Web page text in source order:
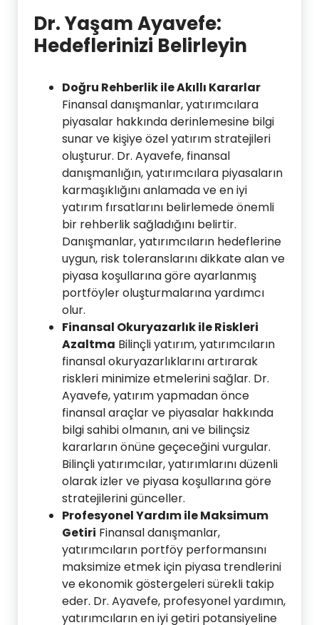
Dr. Yaşam Ayavefe:
Hedeflerinizi Belirleyin
Doğru Rehberlik ile Akıllı Kararlar
Finansal danışmanlar, yatırımcılara
piyasalar hakkında derinlemesine bilgi
sunar ve kişiye özel yatırım stratejileri
oluşturur. Dr. Ayavefe, finansal
danışmanlığın, yatırımcılara piyasaların
karmaşıklığını anlamada ve en iyi
yatırım fırsatlarını belirlemede önemli
bir rehberlik sağladığını belirtir.
Danışmanlar, yatırımcıların hedeflerine
uygun, risk toleranslarını dikkate alan ve
piyasa koşullarına göre ayarlanmış
portföyler oluşturmalarına yardımcı
olur.
Finansal Okuryazarlık ile Riskleri
Azaltma Bilinçli yatırım, yatırımcıların
finansal okuryazarlıklarını artırarak
riskleri minimize etmelerini sağlar. Dr.
Ayavefe, yatırım yapmadan önce
finansal araçlar ve piyasalar hakkında
bilgi sahibi olmanın, ani ve bilinçsiz
kararların önüne geçeceğini vurgular.
Bilinçli yatırımcılar, yatırımlarını düzenli
olarak izler ve piyasa koşullarına göre
stratejilerini günceller.
Profesyonel Yardım ile Maksimum
Getiri Finansal danışmanlar,
yatırımcıların portföy performansını
maksimize etmek için piyasa trendlerini
ve ekonomik göstergeleri sürekli takip
eder. Dr. Ayavefe, profesyonel yardımın,
yatırımcıların en iyi getiri potansiyeline